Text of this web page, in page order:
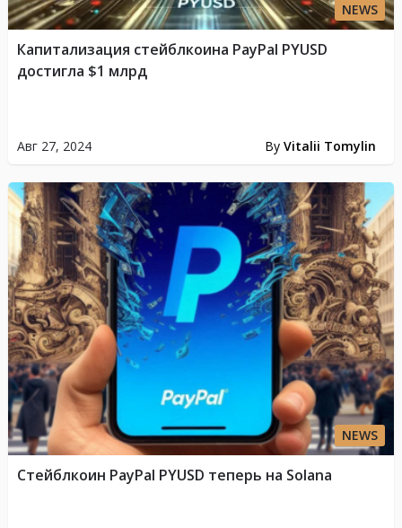
NEWS
Авг 27, 2024 By Vitalii Tomylin
Капитализация стейблкоина PayPal PYUSD
достигла $1 млрд
NEWS
Стейблкоин PayPal PYUSD теперь на Solana